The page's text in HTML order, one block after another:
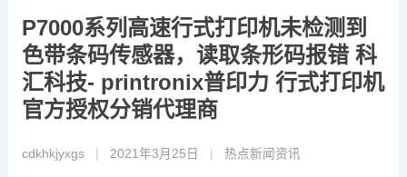
P7000系列高速行式打印机未检测到
色带条码传感器，读取条形码报错 科
汇科技- printronix普印力 行式打印机
官方授权分销代理商
cdkhkjyxgs 2021年3月25日 热点新闻资讯